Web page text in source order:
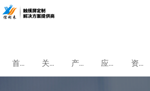
首页 关于我们 产品中心 应用案例 资讯中心